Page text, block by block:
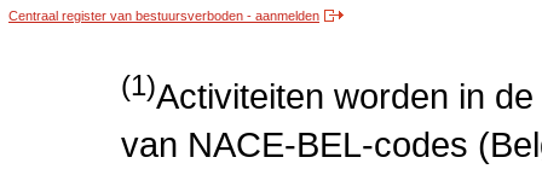
Centraal register van bestuursverboden - aanmelden
(1)Activiteiten worden in
van NACE-BEL-codes